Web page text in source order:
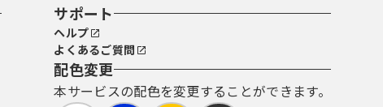
サポート
ヘルプ
よくあるご質問
配色変更
本サービスの配色を変更することができます。